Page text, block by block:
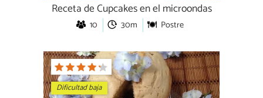
Receta de Cupcakes en el microondas
10 30m Postre
Dificultad baja